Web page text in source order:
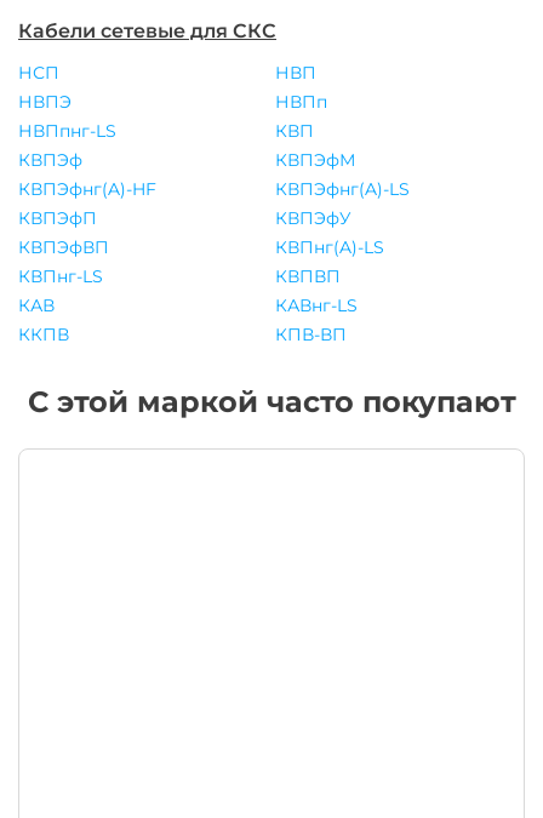
Кабели сетевые для СКС
НСП
НВП
НВПЭ
НВПп
НВПпнг-LS
КВП
КВПЭф
КВПЭфМ
КВПЭфнг(A)-HF
КВПЭфнг(A)-LS
КВПЭфП
КВПЭфУ
КВПЭфВП
КВПнг(A)-LS
КВПнг-LS
КВПВП
КАВ
КАВнг-LS
ККПВ
КПВ-ВП
С этой маркой часто покупают